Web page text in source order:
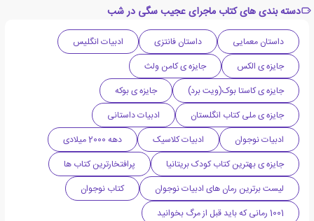
دسته بندی های کتاب ماجرای عجیب سگی در شب
داستان معمایی داستان فانتزی
ادبیات انگلیس
جایزه ی الکس
جایزه ی کامن ولث
جایزه ی کاستا بوک(ویت برد)
جایزه ی بوکه
جایزه ی ملی کتاب انگلستان
ادبیات داستانی
ادبیات نوجوان
ادبیات کلاسیک
دهه 2000 میلادی
جایزه ی بهترین کتاب کودک بریتانیا
پرافتخارترین کتاب ها
لیست برترین رمان های ادبیات نوجوان
کتاب نوجوان
1001 رمانی که باید قبل از مرگ بخوانید